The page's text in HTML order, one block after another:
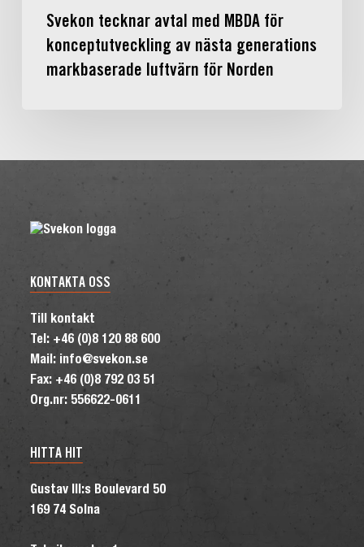
NordenSvekon tecknar avtal med MBDA för
konceptutveckling av nästa generations
markbaserade luftvärn för Norden
KONTAKTA OSS
Till kontakt
Tel: +46 (0)8 120 88 600
Mail: info@svekon.se
Fax: +46 (0)8 792 03 51
Org.nr: 556622-0611
HITTA HIT
Gustav III:s Boulevard 50
169 74 Solna